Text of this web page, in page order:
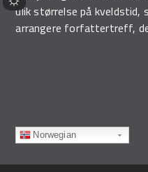
ulik størrelse på kveldstid,
arrangere forfattertreff,
Norwegian